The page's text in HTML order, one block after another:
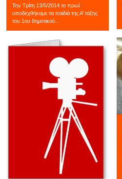
Την Τρίτη 13/5/2014 το πρωί
υποδεχθήκαμε τα παιδιά της Α’ τάξης
του 1ου δημοτικού...